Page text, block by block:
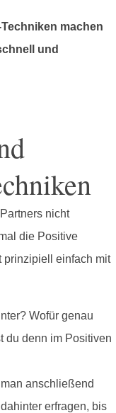
machen
und
nicht
die Positive
prinzipiell einfach mit
Wofür genau
du denn im Positiven
anschließend
erfragen, bis